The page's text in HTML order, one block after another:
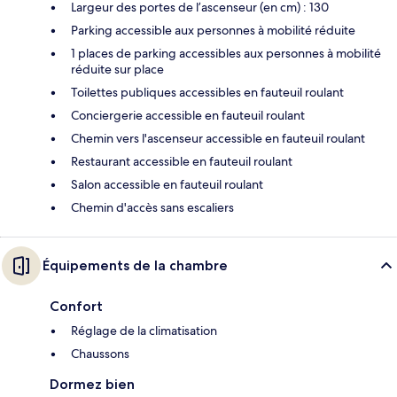
Largeur des portes de l’ascenseur (en cm) : 130
Parking accessible aux personnes à mobilité réduite
1 places de parking accessibles aux personnes à mobilité
réduite sur place
Toilettes publiques accessibles en fauteuil roulant
Conciergerie accessible en fauteuil roulant
Chemin vers l'ascenseur accessible en fauteuil roulant
Restaurant accessible en fauteuil roulant
Salon accessible en fauteuil roulant
Chemin d'accès sans escaliers
Équipements de la chambre
Confort
Réglage de la climatisation
Chaussons
Dormez bien